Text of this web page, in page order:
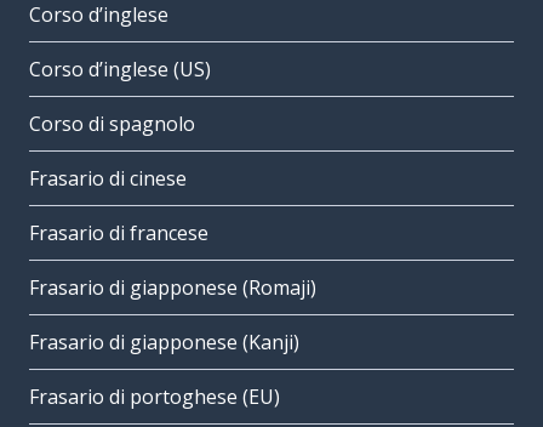
Corso d’inglese
Corso d’inglese (US)
Corso di spagnolo
Frasario di cinese
Frasario di francese
Frasario di giapponese (Romaji)
Frasario di giapponese (Kanji)
Frasario di portoghese (EU)